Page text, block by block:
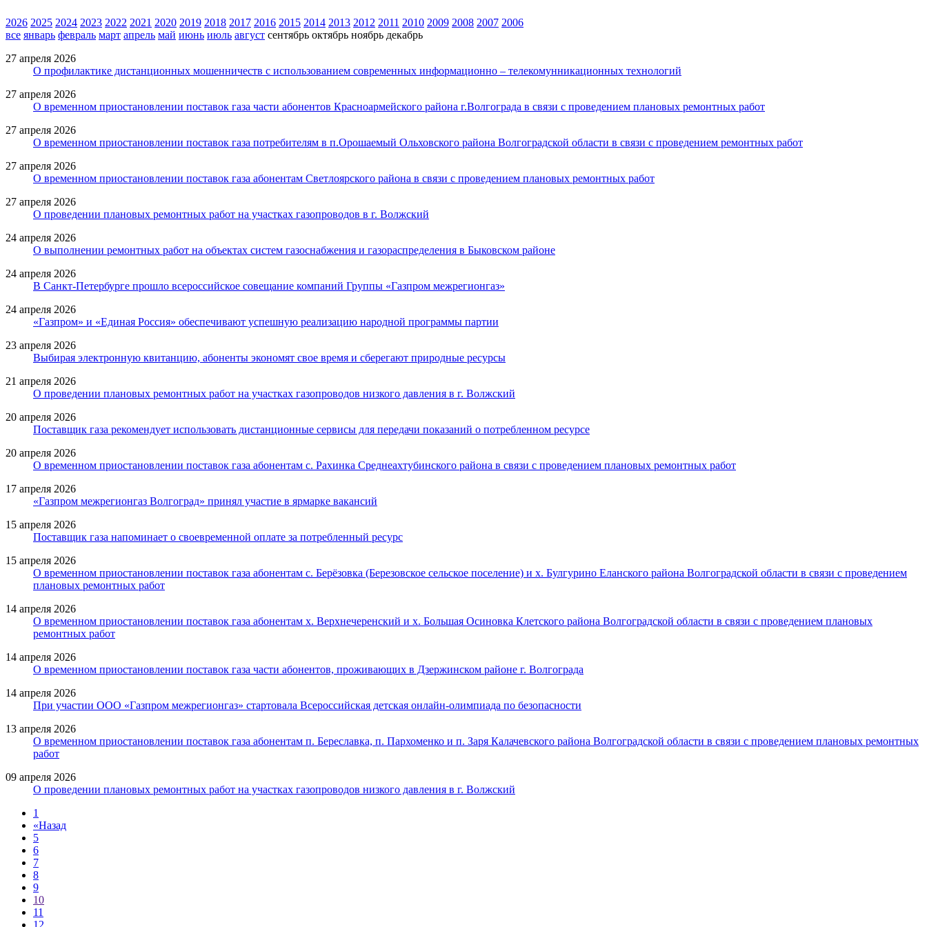
2026 2025 2024 2023 2022 2021 2020 2019 2018 2017 2016 2015 2014 2013 2012 2011 2010 2009 2008 2007 2006
все январь февраль март апрель май июнь июль август сентябрь октябрь ноябрь декабрь
27 апреля 2026
О профилактике дистанционных мошенничеств с использованием современных информационно – телекомунникационных технологий
27 апреля 2026
О временном приостановлении поставок газа части абонентов Красноармейского района г.Волгограда в связи с проведением плановых ремонтных работ
27 апреля 2026
О временном приостановлении поставок газа потребителям в п.Орошаемый Ольховского района Волгоградской области в связи с проведением ремонтных работ
27 апреля 2026
О временном приостановлении поставок газа абонентам Светлоярского района в связи с проведением плановых ремонтных работ
27 апреля 2026
О проведении плановых ремонтных работ на участках газопроводов в г. Волжский
24 апреля 2026
О выполнении ремонтных работ на объектах систем газоснабжения и газораспределения в Быковском районе
24 апреля 2026
В Санкт-Петербурге прошло всероссийское совещание компаний Группы «Газпром межрегионгаз»
24 апреля 2026
«Газпром» и «Единая Россия» обеспечивают успешную реализацию народной программы партии
23 апреля 2026
Выбирая электронную квитанцию, абоненты экономят свое время и сберегают природные ресурсы
21 апреля 2026
О проведении плановых ремонтных работ на участках газопроводов низкого давления в г. Волжский
20 апреля 2026
Поставщик газа рекомендует использовать дистанционные сервисы для передачи показаний о потребленном ресурсе
20 апреля 2026
О временном приостановлении поставок газа абонентам с. Рахинка Среднеахтубинского района в связи с проведением плановых ремонтных работ
17 апреля 2026
«Газпром межрегионгаз Волгоград» принял участие в ярмарке вакансий
15 апреля 2026
Поставщик газа напоминает о своевременной оплате за потребленный ресурс
15 апреля 2026
О временном приостановлении поставок газа абонентам с. Берёзовка (Березовское сельское поселение) и х. Булгурино Еланского района Волгоградской области в связи с проведением
плановых ремонтных работ
14 апреля 2026
О временном приостановлении поставок газа абонентам х. Верхнечеренский и х. Большая Осиновка Клетского района Волгоградской области в связи с проведением плановых
ремонтных работ
14 апреля 2026
О временном приостановлении поставок газа части абонентов, проживающих в Дзержинском районе г. Волгограда
14 апреля 2026
При участии ООО «Газпром межрегионгаз» стартовала Всероссийская детская онлайн-олимпиада по безопасности
13 апреля 2026
О временном приостановлении поставок газа абонентам п. Береславка, п. Пархоменко и п. Заря Калачевского района Волгоградской области в связи с проведением плановых ремонтных
работ
09 апреля 2026
О проведении плановых ремонтных работ на участках газопроводов низкого давления в г. Волжский
1
«Назад
5
6
7
8
9
10
11
12